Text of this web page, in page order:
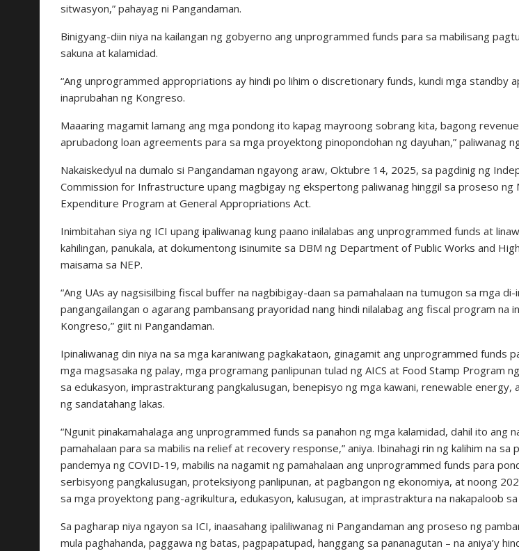
sitwasyon,” pahayag ni Pangandaman.
Binigyang-diin niya na kailangan ng gobyerno ang unprogrammed funds para sa mabilisang
sakuna at kalamidad.
“Ang unprogrammed appropriations ay hindi po lihim o discretionary funds, kundi mga standby
inaprubahan ng Kongreso.
Maaaring magamit lamang ang mga pondong ito kapag mayroong sobrang kita, bagong
aprubadong loan agreements para sa mga proyektong pinopondohan ng dayuhan,” paliwanag
Nakaiskedyul na dumalo si Pangandaman ngayong araw, Oktubre 14, 2025, sa pagdinig ng
Commission for Infrastructure upang magbigay ng ekspertong paliwanag hinggil sa proseso ng
Expenditure Program at General Appropriations Act.
Inimbitahan siya ng ICI upang ipaliwanag kung paano inilalabas ang unprogrammed funds at
kahilingan, panukala, at dokumentong isinumite sa DBM ng Department of Public Works and
maisama sa NEP.
“Ang UAs ay nagsisilbing fiscal buffer na nagbibigay-daan sa pamahalaan na tumugon sa mga di-
pangangailangan o agarang pambansang prayoridad nang hindi nilalabag ang fiscal program na
Kongreso,” giit ni Pangandaman.
Ipinaliwanag din niya na sa mga karaniwang pagkakataon, ginagamit ang unprogrammed funds
mga magsasaka ng palay, mga programang panlipunan tulad ng AICS at Food Stamp Program
sa edukasyon, imprastrakturang pangkalusugan, benepisyo ng mga kawani, renewable energy,
ng sandatahang lakas.
“Ngunit pinakamahalaga ang unprogrammed funds sa panahon ng mga kalamidad, dahil ito ang
pamahalaan para sa mabilis na relief at recovery response,” aniya. Ibinahagi rin ng kalihim na sa
pandemya ng COVID-19, mabilis na nagamit ng pamahalaan ang unprogrammed funds para
serbisyong pangkalusugan, proteksiyong panlipunan, at pagbangon ng ekonomiya, at noong
sa mga proyektong pang-agrikultura, edukasyon, kalusugan, at imprastraktura na nakapaloob sa
Sa pagharap niya ngayon sa ICI, inaasahang ipaliliwanag ni Pangandaman ang proseso ng
mula paghahanda, paggawa ng batas, pagpapatupad, hanggang sa pananagutan – na aniya’y